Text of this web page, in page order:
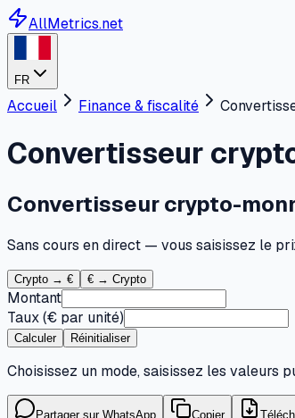
AllMetrics.net
FR
Accueil Finance & fiscalité
Convertisseur
Convertisseur crypto-
Sans cours en direct — vous saisissez le
Crypto → € € → Crypto
Montant
Taux (€ par unité)
Calculer Réinitialiser
Choisissez un mode, saisissez les valeurs
Partager sur WhatsApp Copier